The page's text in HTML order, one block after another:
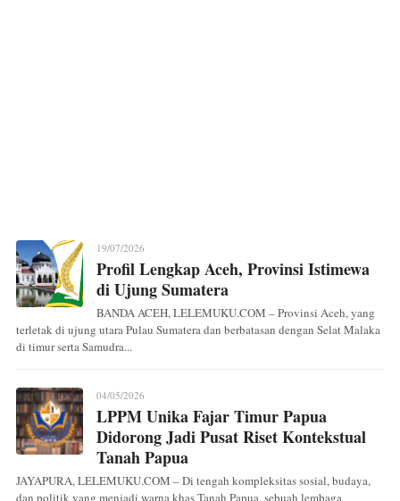
19/07/2026
Profil Lengkap Aceh, Provinsi Istimewa
di Ujung Sumatera
BANDA ACEH, LELEMUKU.COM – Provinsi Aceh, yang
terletak di ujung utara Pulau Sumatera dan berbatasan dengan Selat Malaka
di timur serta Samudra...
04/05/2026
LPPM Unika Fajar Timur Papua
Didorong Jadi Pusat Riset Kontekstual
Tanah Papua
JAYAPURA, LELEMUKU.COM – Di tengah kompleksitas sosial, budaya,
dan politik yang menjadi warna khas Tanah Papua, sebuah lembaga